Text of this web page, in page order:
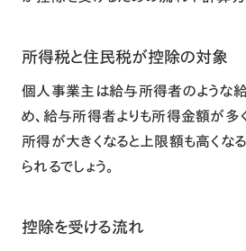
所得税と住民税が控除の対象
個人事業主は給与所得者のような
め、給与所得者よりも所得金額が多
所得が大きくなると上限額も高くな
られるでしょう。
控除を受ける流れ